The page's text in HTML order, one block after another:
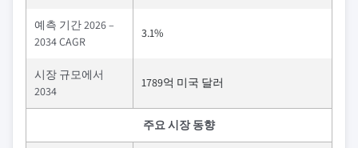
예측 기간 2026 –
2034 CAGR
3.1%
시장 규모에서
2034
1789억 미국 달러
주요 시장 동향